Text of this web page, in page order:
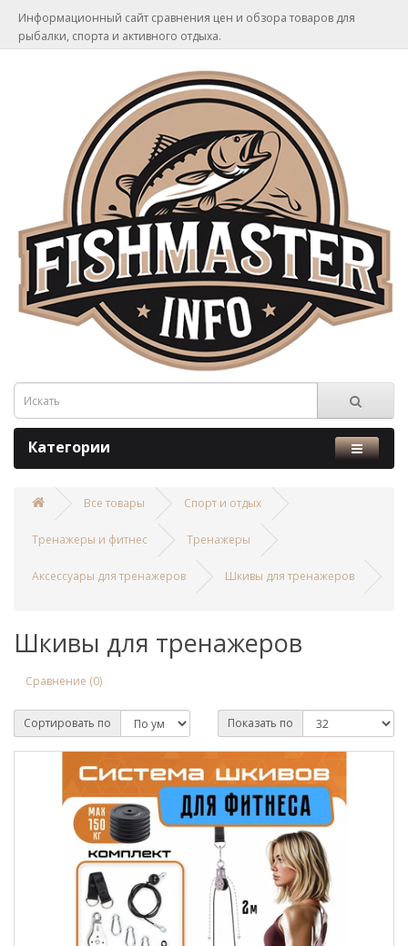
Информационный сайт сравнения цен и обзора товаров для
рыбалки, спорта и активного отдыха.
Категории
Все товары Спорт и отдых
Тренажеры и фитнес Тренажеры
Аксессуары для тренажеров Шкивы для тренажеров
Шкивы для тренажеров
Сравнение (0)
Сортировать по Показать по